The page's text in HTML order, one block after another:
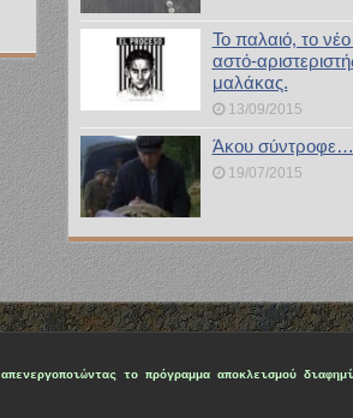
Το παλαιό, το νέο
αστό-
μαλάκας.
13/09/2015
Άκου σύντροφε…
19/07/2015
απενεργοποιώντας το πρόγραμμα αποκλεισμού